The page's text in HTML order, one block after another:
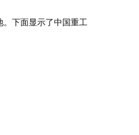
。下面显示了中国重工